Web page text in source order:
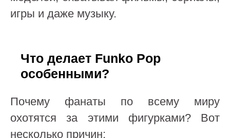
игры и даже музыку.
Что делает Funko Pop
особенными?
Почему фанаты по всему миру
охотятся за этими фигурками? Вот
несколько причин: